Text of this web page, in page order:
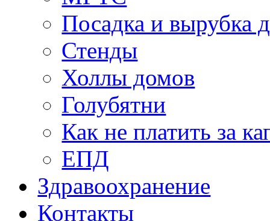
Посадка и вырубка
Стенды
Холлы домов
Голубятни
Как не платить за
ЕПД
Здравоохранение
Контакты